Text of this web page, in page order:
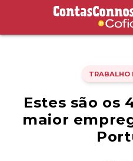
Contas Connosco by Cofidis
TRABALHO
Estes são os
maior